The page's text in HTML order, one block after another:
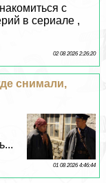
с
в сериале ,
02 08 2026 2:26:20
снимали,
01 08 2026 4:46:44